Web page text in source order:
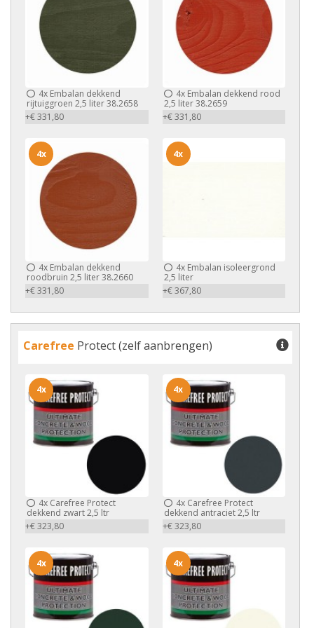
4x Embalan dekkend
rijtuiggroen 2,5 liter 38.2658
+€ 331,80
4xEmbalan dekkend rood
2,5 liter 38.2659
+€ 331,80
4x Embalan dekkend
roodbruin 2,5 liter 38.2660
+€ 331,80
4x
4xEmbalan isoleergrond
2,5 liter
+€ 367,80
4x
Carefree Protect (zelf aanbrengen)
4x Carefree Protect
dekkend zwart 2,5 ltr
+€ 323,80
4x
4xCarefree Protect
dekkend antraciet 2,5 ltr
+€ 323,80
4x
4x 4x